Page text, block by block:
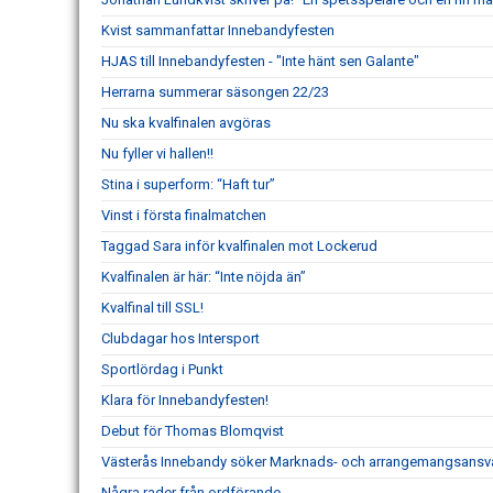
Kvist sammanfattar Innebandyfesten
HJAS till Innebandyfesten - "Inte hänt sen Galante"
Herrarna summerar säsongen 22/23
Nu ska kvalfinalen avgöras
Nu fyller vi hallen!!
Stina i superform: “Haft tur”
Vinst i första finalmatchen
Taggad Sara inför kvalfinalen mot Lockerud
Kvalfinalen är här: “Inte nöjda än”
Kvalfinal till SSL!
Clubdagar hos Intersport
Sportlördag i Punkt
Klara för Innebandyfesten!
Debut för Thomas Blomqvist
Västerås Innebandy söker Marknads- och